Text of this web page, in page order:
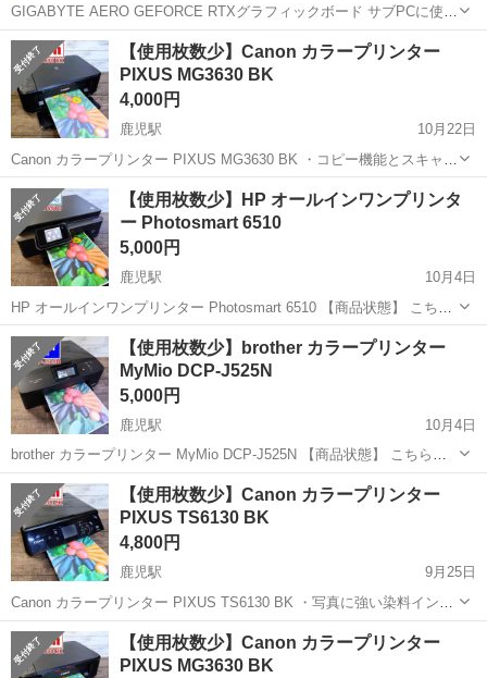
GIGABYTE AERO GEFORCE RTXグラフィックボード サブPCに使用
していました。 繋ぎで使用してましたので、使用期間1ヶ月未満で
す。 週に約2回、約2時間程度の稼働で動画閲覧、APEX、DBD起動し
てまし...
高知 高知市 鹿児駅 PCパーツ
【使用枚数少】Canon カラープリンター
PIXUS MG3630 BK
4,000円
鹿児駅
10月22日
Canon カラープリンター PIXUS MG3630 BK ・コピー機能とスキャナ
機能を備えたインクジェットプリンター ・インクの粒を極小化して吐
出する高密度プリントヘッド技術「FINE」と「4色ハイブリッド」イ
ンクカ...
高知 南国市 鹿児駅 プリンター Canon
【使用枚数少】HP オールインワンプリンタ
ー Photosmart 6510
5,000円
鹿児駅
10月4日
HP オールインワンプリンター Photosmart 6510 【商品状態】 こちら
の商品は中古品です ✅ 使用に伴う細かいキズは御座いますが概ねキレ
イな状態かと思います ✅ 印刷結果に関しましては、画像5枚目をご参
照...
高知 南国市 鹿児駅 プリンター
【使用枚数少】brother カラープリンター
MyMio DCP-J525N
5,000円
鹿児駅
10月4日
brother カラープリンター MyMio DCP-J525N 【商品状態】 こちらの
商品は中古品です ✅ 使用に伴う細かいキズは御座いますが全体的に概
ねキレイな状態かと思います ✅ 印刷結果に関しましては、画像5枚...
高知 南国市 鹿児駅 プリンター brother
【使用枚数少】Canon カラープリンター
PIXUS TS6130 BK
4,800円
鹿児駅
9月25日
Canon カラープリンター PIXUS TS6130 BK ・写真に強い染料インク
と文字に強い顔料インクの5色インクタンクを搭載した、コピー機能付
きインクジェットカラープリンター。 ・「背面給紙トレイ」と「前面
給紙カセ...
高知 南国市 鹿児駅 プリンター
【使用枚数少】Canon カラープリンター
PIXUS MG3630 BK